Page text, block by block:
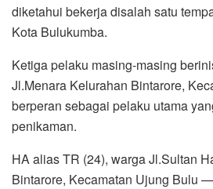
diketahui bekerja disalah satu
Kota Bulukumba.
Ketiga pelaku masing-masing
Jl.Menara Kelurahan Bintarore,
berperan sebagai pelaku utama
penikaman.
HA alias TR (24), warga Jl.Sultan
Bintarore, Kecamatan Ujung Bulu